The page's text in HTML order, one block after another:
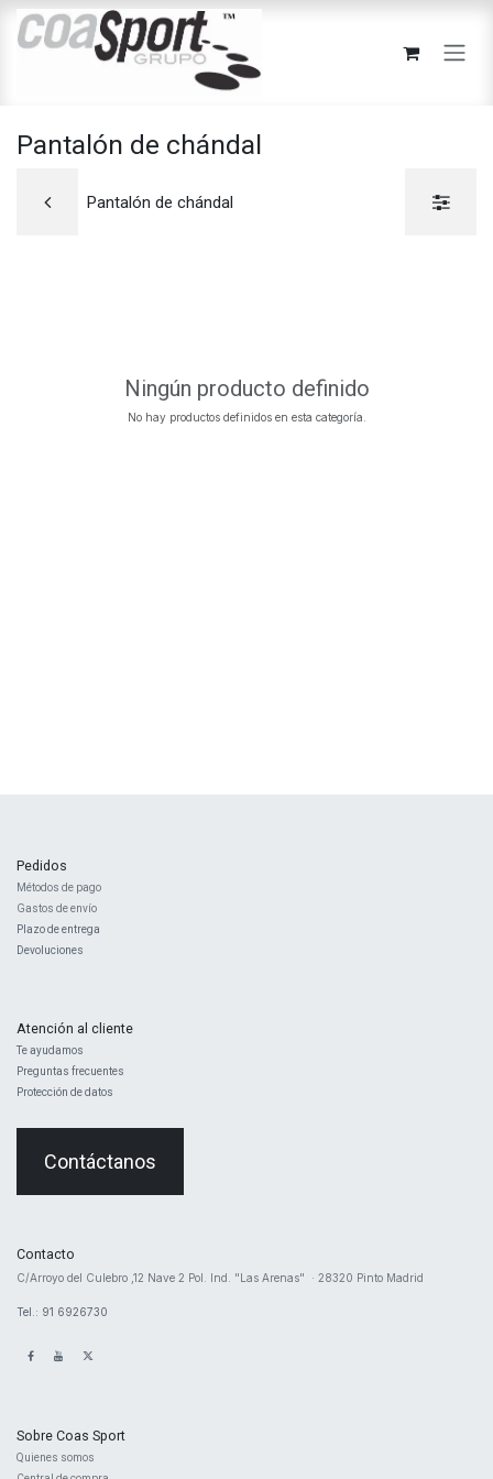
Ir al contenido
Pantalón de chándal
Pantalón de chándal
Ningún producto definido
No hay productos definidos en esta categoría.
Pedidos
Métodos de pago
Gastos de envío
Plazo de entrega
Devoluciones
Atención al cliente
Te ayudamos
Preguntas frecuentes
Protección de datos
Contáctanos
Contacto
​C/Arroyo del Culebro ,12 Nave 2 ​Pol. Ind. "Las Arenas" · 28320 Pinto Madrid
Tel.: 91 6926730
Sobre Coas Sport
Quienes ​somos